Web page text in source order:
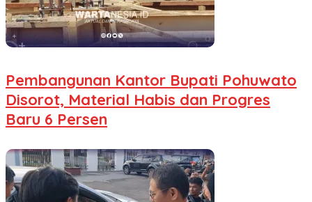
Pembangunan Kantor Bupati Pohuwato
Disorot, Material Habis dan Progres
Baru 6 Persen